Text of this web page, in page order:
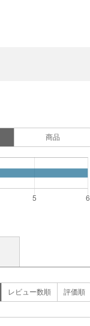
商品
レビュー数順 評価順